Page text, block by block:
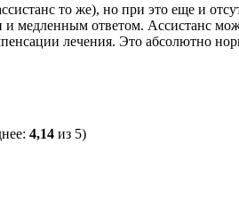
то же), но при это еще и
ответом. Ассистанс
лечения. Это абсолютно
4,14 из 5)